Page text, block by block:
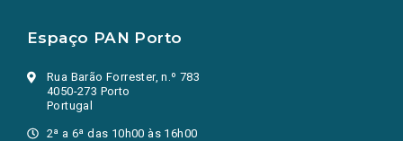
Espaço PAN Porto
Rua Barão Forrester, n.º 783
4050-273 Porto
Portugal
2ª a 6ª das 10h00 às 16h00